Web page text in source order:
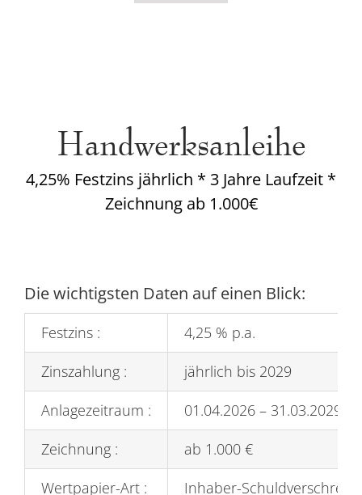
Handwerksanleihe
4,25% Festzins jährlich * 3 Jahre Laufzeit *
Zeichnung ab 1.000€
Die wichtigsten Daten auf einen Blick:
Festzins :
4,25 % p.a.
Zinszahlung :
jährlich bis 2029
Anlagezeitraum :
01.04.2026 – 31.03.2029
Zeichnung :
ab 1.000 €
Wertpapier-Art :
Inhaber-